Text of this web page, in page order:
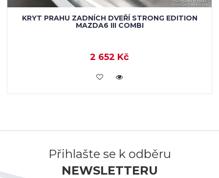
KRYT PRAHU ZADNÍCH DVEŘÍ STRONG EDITION
MAZDA6 III COMBI
2 652 Kč
KOUPIT
Přihlašte se k odběru
NEWSLETTERU